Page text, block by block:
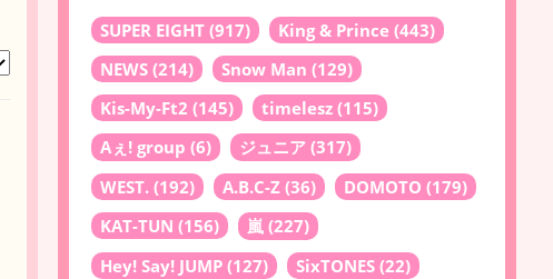
SUPER EIGHT (917) King & Prince (443)
NEWS (214) Snow Man (129)
Kis-My-Ft2 (145) timelesz (115)
Aぇ! group (6) ジュニア (317)
WEST. (192) A.B.C-Z (36) DOMOTO (179)
KAT-TUN (156) 嵐 (227)
Hey! Say! JUMP (127) SixTONES (22)